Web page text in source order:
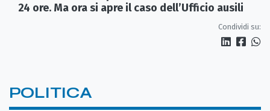
24 ore. Ma ora si apre il caso dell’Ufficio ausili
Condividi su:
POLITICA